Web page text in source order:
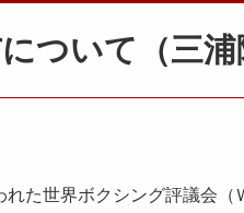
ついて（三浦
た世界ボクシング評議会